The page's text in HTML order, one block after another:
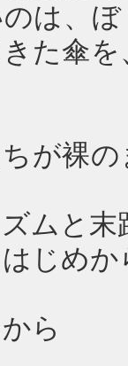
は、
た傘
裸のま
と末
めか
ら